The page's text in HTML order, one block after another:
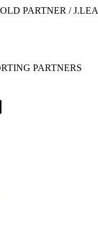
PARTNER /
PARTNERS